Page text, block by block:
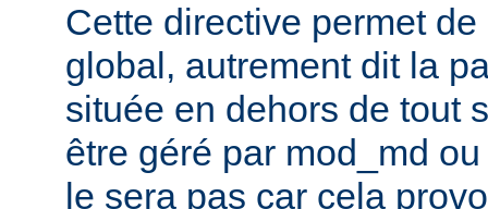
Cette directive permet
global, autrement dit la
située en dehors de tout
être géré par mod_md
le sera pas car cela